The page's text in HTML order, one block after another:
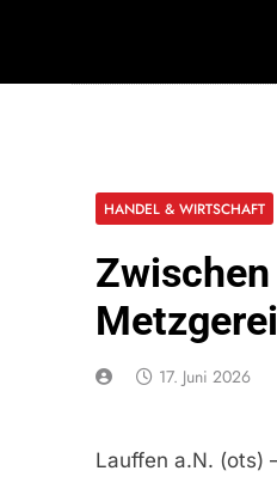
HANDEL & WIRTSCHAFT
17. Juni 2026
Lauffen a.N. (ots)